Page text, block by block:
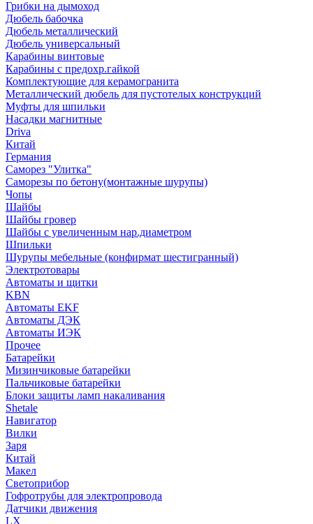
Грибки на дымоход
Дюбель бабочка
Дюбель металлический
Дюбель универсальный
Карабины винтовые
Карабины с предохр.гайкой
Комплектующие для керамогранита
Металлический дюбель для пустотелых конструкций
Муфты для шпильки
Насадки магнитные
Driva
Китай
Германия
Саморез "Улитка"
Саморезы по бетону(монтажные шурупы)
Чопы
Шайбы
Шайбы гровер
Шайбы с увеличенным нар.диаметром
Шпильки
Шурупы мебельные (конфирмат шестигранный)
Электротовары
Автоматы и щитки
KBN
Автоматы EKF
Автоматы ДЭК
Автоматы ИЭК
Прочее
Батарейки
Мизинчиковые батарейки
Пальчиковые батарейки
Блоки защиты ламп накаливания
Shetale
Навигатор
Вилки
Заря
Китай
Макел
Светоприбор
Гофротрубы для электропровода
Датчики движения
LX